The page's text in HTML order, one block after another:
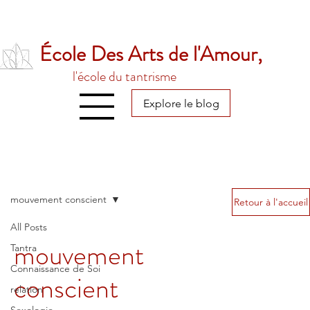
École Des Arts de l'Amour,
l'école du tantrisme
Explore le blog
All Posts
Tantra
Connaissance de Soi
relation
mouvement conscient
mouvement
conscient
Retour à l'accueil